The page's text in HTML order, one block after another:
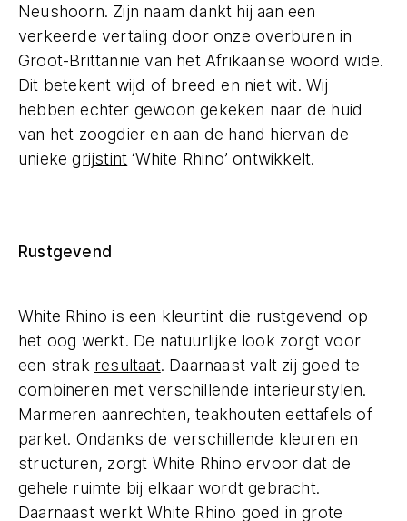
Neushoorn. Zijn naam dankt hij aan een
verkeerde vertaling door onze overburen in
Groot-Brittannië van het Afrikaanse woord wide.
Dit betekent wijd of breed en niet wit. Wij
hebben echter gewoon gekeken naar de huid
van het zoogdier en aan de hand hiervan de
uniekegrijstint ‘White Rhino’ ontwikkelt.
Rustgevend
White Rhino is een kleurtint die rustgevend op
het oog werkt. De natuurlijke look zorgt voor
een strak resultaat. Daarnaast valt zij goed te
combineren met verschillende interieurstylen.
Marmeren aanrechten, teakhouten eettafels of
parket. Ondanks de verschillende kleuren en
structuren, zorgt White Rhino ervoor dat de
gehele ruimte bij elkaar wordt gebracht.
Daarnaast werkt White Rhino goed in grote